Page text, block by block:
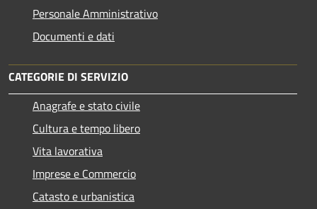
Personale Amministrativo
Documenti e dati
CATEGORIE DI SERVIZIO
Anagrafe e stato civile
Cultura e tempo libero
Vita lavorativa
Imprese e Commercio
Catasto e urbanistica